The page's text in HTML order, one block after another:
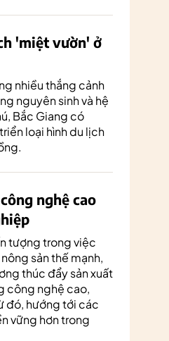
'miệt vườn' ở
nhiều thắng cảnh
nguyên sinh và hệ
Bắc Giang có
loại hình du lịch
nghệ cao
tượng trong việc
sản thế mạnh,
thúc đẩy sản xuất
công nghệ cao,
đó, hướng tới các
vững hơn trong